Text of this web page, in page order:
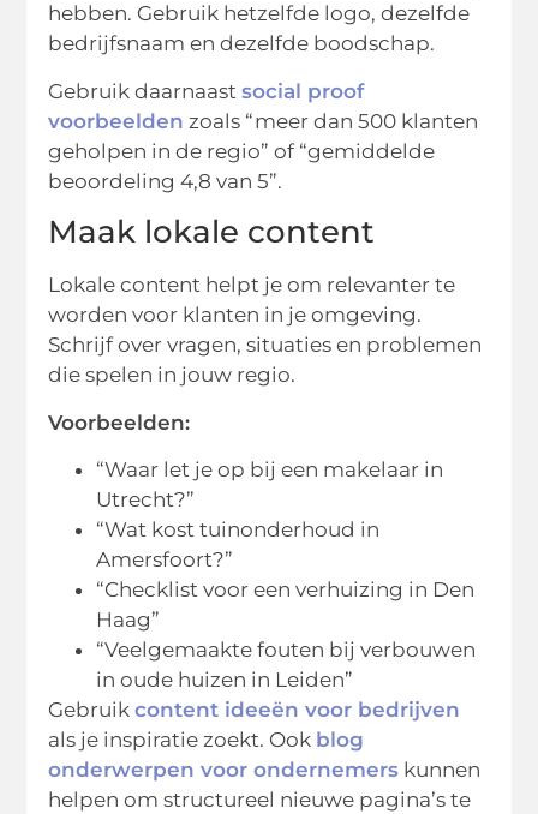
hebben. Gebruik hetzelfde logo, dezelfde
bedrijfsnaam en dezelfde boodschap.
Gebruik daarnaastsocial proof
voorbeelden zoals “meer dan 500 klanten
geholpen in de regio” of “gemiddelde
beoordeling 4,8 van 5”.
Maak lokale content
Lokale content helpt je om relevanter te
worden voor klanten in je omgeving.
Schrijf over vragen, situaties en problemen
die spelen in jouw regio.
Voorbeelden:
“Waar let je op bij een makelaar in
Utrecht?”
“Wat kost tuinonderhoud in
Amersfoort?”
“Checklist voor een verhuizing in Den
Haag”
“Veelgemaakte fouten bij verbouwen
in oude huizen in Leiden”
Gebruikcontent ideeën voor bedrijven
als je inspiratie zoekt. Ook blog
onderwerpen voor ondernemers kunnen
helpen om structureel nieuwe pagina’s te